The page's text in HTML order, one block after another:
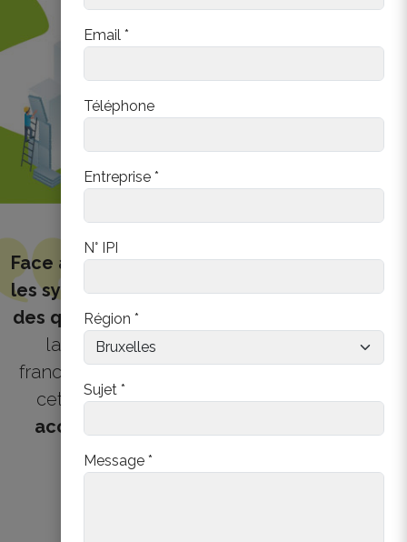
Email *
Téléphone
Entreprise *
N° IPI
Région *
Sujet *
Message *
Face aux défis de la transition énergétique,
les syndics se retrouvent en première ligne
des questions des copropriétaires.
la Fédération des agents immobiliers
francophones, s'engage à les soutenir dans
cette mission cruciale en leur offrant un
accompagnement complet et adapté.